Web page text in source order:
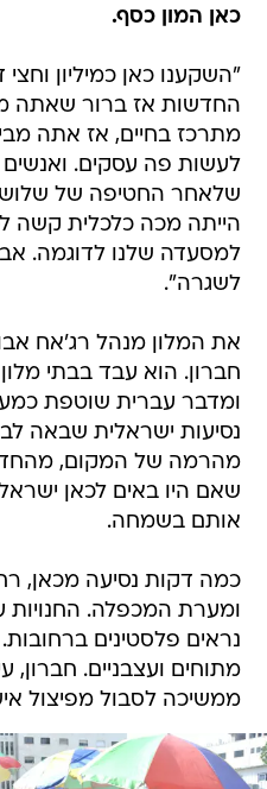
כאן המון כסף.
"השקענו כאן כמיליון
החדשות אז ברור שאתה
מתרכז בחיים, אז אתה
לעשות פה עסקים. ואנשים
שלאחר החטיפה של
הייתה מכה כלכלית קשה
למסעדה שלנו לדוגמה. אבל
לשגרה".
את המלון מנהל רג'אח
ומדבר עברית שוטפת
נסיעות ישראלית שבאה
מהרמה של המקום,
שאם היו באים לכאן
אותם בשמחה.
כמה דקות נסיעה מכאן,
ומערת המכפלה. החנויות
נראים פלסטינים
מתוחים ועצבניים. חברון,
ממשיכה לסבול מפיצול